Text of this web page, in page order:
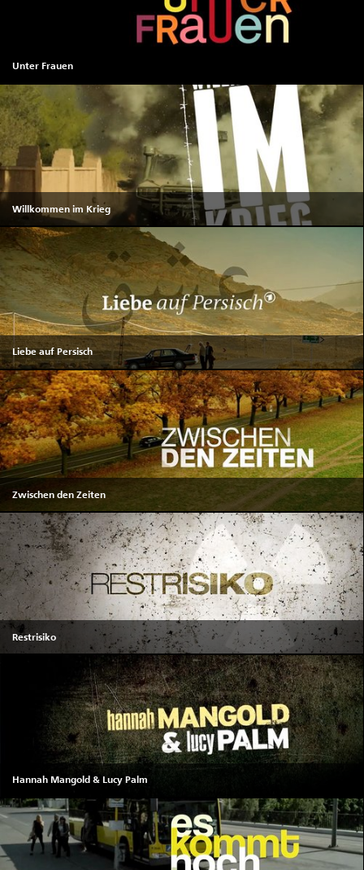
Unter Frauen
Willkommen im Krieg
Liebe auf Persisch
Zwischen den Zeiten
Restrisiko
Hannah Mangold & Lucy Palm